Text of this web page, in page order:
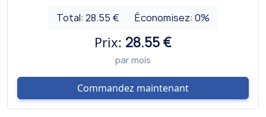
Total:28.55 € Économisez: 0%
Prix: 28.55 €
par mois
Commandez maintenant